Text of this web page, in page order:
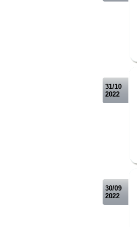
31/10
2022
30/09
2022